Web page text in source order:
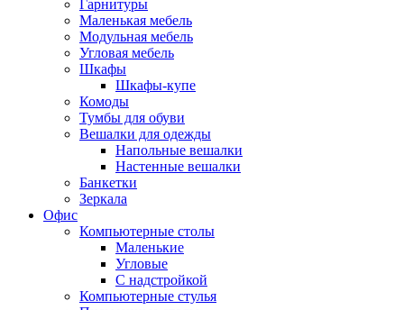
Гарнитуры
Маленькая мебель
Модульная мебель
Угловая мебель
Шкафы
Шкафы-купе
Комоды
Тумбы для обуви
Вешалки для одежды
Напольные вешалки
Настенные вешалки
Банкетки
Зеркала
Офис
Компьютерные столы
Маленькие
Угловые
С надстройкой
Компьютерные стулья